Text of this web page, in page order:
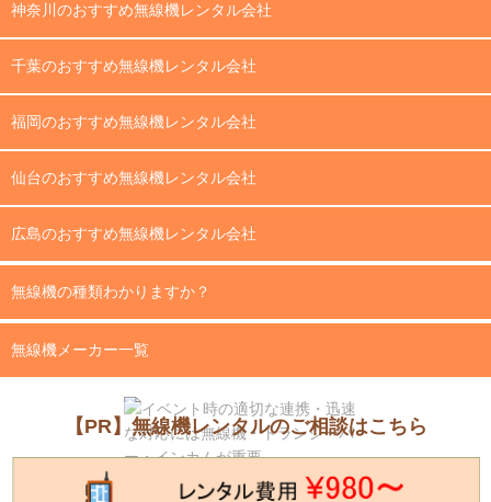
神奈川のおすすめ無線機レンタル会社
千葉のおすすめ無線機レンタル会社
福岡のおすすめ無線機レンタル会社
仙台のおすすめ無線機レンタル会社
広島のおすすめ無線機レンタル会社
無線機の種類わかりますか？
無線機メーカー一覧
【PR】無線機レンタルのご相談はこちら